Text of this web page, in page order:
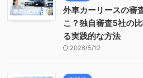
外車カーリースの審
こ？独自審査5社の
る実践的な方法
2026/5/12